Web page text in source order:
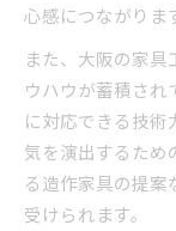
心感につながりま
また、大阪の家
ウハウが蓄積され
に対応できる技術
気を演出するため
る造作家具の提案
受けられます。